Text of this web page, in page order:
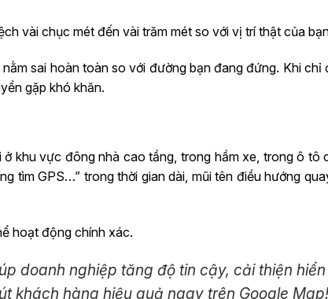
vài chục mét đến vài trăm mét so với vị trí thật của
sai hoàn toàn so với đường bạn đang đứng. Khi chỉ
gặp khó khăn.
khu vực đông nhà cao tầng, trong hầm xe, trong ô tô
tìm GPS…” trong thời gian dài, mũi tên điều hướng
hoạt động chính xác.
doanh nghiệp tăng độ tin cậy, cải thiện
khách hàng hiệu quả ngay trên Google Map!